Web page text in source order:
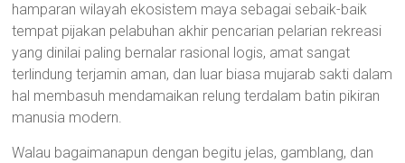
hamparan wilayah ekosistem maya sebagai sebaik-baik
tempat pijakan pelabuhan akhir pencarian pelarian rekreasi
yang dinilai paling bernalar rasional logis, amat sangat
terlindung terjamin aman, dan luar biasa mujarab sakti dalam
hal membasuh mendamaikan relung terdalam batin pikiran
manusia modern.
Walau bagaimanapun dengan begitu jelas, gamblang, dan